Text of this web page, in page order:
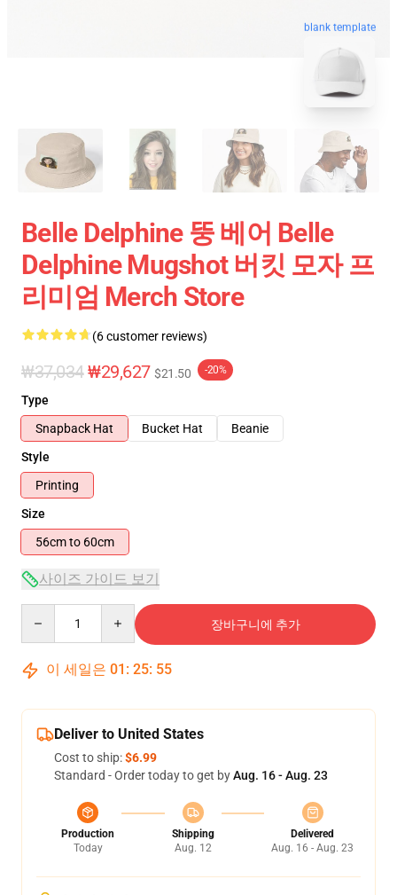
blank template
Belle Delphine 뚱 베어 Belle
Delphine Mugshot 버킷 모자 프
리미엄 Merch Store
(6 customer reviews)
₩37,034₩29,627 $21.50 -20%
Type
Snapback Hat
Bucket Hat
Beanie
Style
Printing
Size
56cm to 60cm
사이즈 가이드 보기
장바구니에 추가
이 세일은 01 : 25: 54
Deliver to United States
Cost to ship:$6.99
Standard - Order today to get byAug. 16 - Aug. 23
Production
Today
Shipping
Aug. 12
Delivered
Aug. 16 - Aug. 23